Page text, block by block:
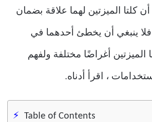
كلتا الميزتين لهما علاقة بضمان
ينبغي أن يخطئ أحدهما في
الميزتين أغراضًا مختلفة ولفهم
، اقرأ أدناه.
Table of Contents